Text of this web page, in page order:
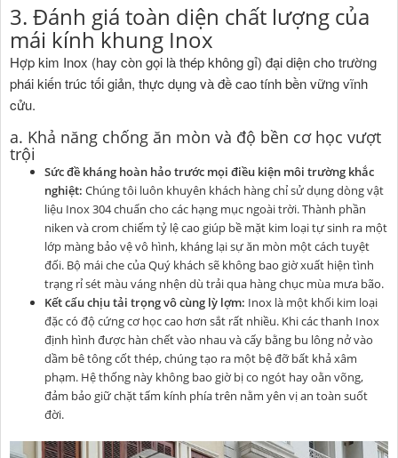
3. Đánh giá toàn diện chất lượng của
mái kính khung Inox
Hợp kim Inox (hay còn gọi là thép không gỉ) đại diện cho trường
phái kiến trúc tối giản, thực dụng và đề cao tính bền vững vĩnh
cửu.
a. Khả năng chống ăn mòn và độ bền cơ học vượt
trội
Sức đề kháng hoàn hảo trước mọi điều kiện môi trường khắc
nghiệt: Chúng tôi luôn khuyên khách hàng chỉ sử dụng dòng vật
liệu Inox 304 chuẩn cho các hạng mục ngoài trời. Thành phần
niken và crom chiếm tỷ lệ cao giúp bề mặt kim loại tự sinh ra một
lớp màng bảo vệ vô hình, kháng lại sự ăn mòn một cách tuyệt
đối. Bộ mái che của Quý khách sẽ không bao giờ xuất hiện tình
trạng rỉ sét màu váng nhện dù trải qua hàng chục mùa mưa bão.
Kết cấu chịu tải trọng vô cùng lỳ lợm: Inox là một khối kim loại
đặc có độ cứng cơ học cao hơn sắt rất nhiều. Khi các thanh Inox
định hình được hàn chết vào nhau và cấy bằng bu lông nở vào
dầm bê tông cốt thép, chúng tạo ra một bệ đỡ bất khả xâm
phạm. Hệ thống này không bao giờ bị co ngót hay oằn võng,
đảm bảo giữ chặt tấm kính phía trên nằm yên vị an toàn suốt
đời.